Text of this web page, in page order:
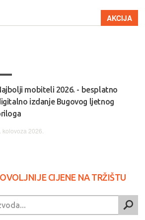
AKCIJA
mobiteli 2026. - besplatno
izdanje Bugovog ljetnog
kolovoza 2026.
CIJENE NA TRŽIŠTU